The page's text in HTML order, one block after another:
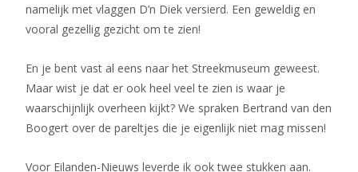
namelijk met vlaggen D’n Diek versierd. Een geweldig en
vooral gezellig gezicht om te zien!
En je bent vast al eens naar het Streekmuseum geweest.
Maar wist je dat er ook heel veel te zien is waar je
waarschijnlijk overheen kijkt? We spraken Bertrand van den
Boogert over de pareltjes die je eigenlijk niet mag missen!
Voor Eilanden-Nieuws leverde ik ook twee stukken aan.